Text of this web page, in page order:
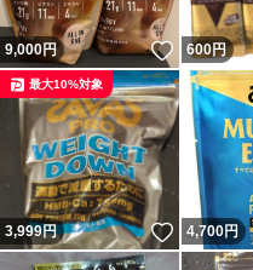
9,000円 いいね！
600円
3,999円 いいね！
最大10%対象
4,700円